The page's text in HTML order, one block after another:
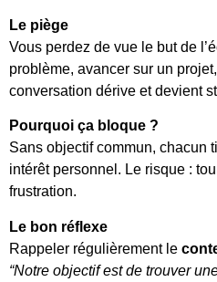
Le piège
Vous perdez de vue le but de
problème, avancer sur un
conversation dérive et devient
Pourquoi ça bloque ?
Sans objectif commun, chacun
intérêt personnel. Le risque :
frustration.
Le bon réflexe
Rappeler régulièrement le
“Notre objectif est de trouver